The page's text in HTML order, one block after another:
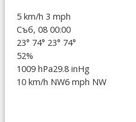
5 km/h 3 mph
Съб, 08 00:00
23° 74° 23° 74°
52%
1009 hPa29.8 inHg
10 km/h NW6 mph NW